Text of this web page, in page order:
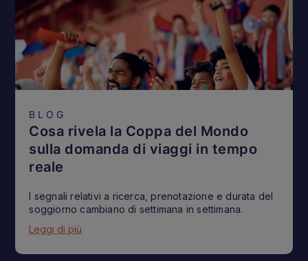
BLOG
Cosa rivela la Coppa del Mondo
sulla domanda di viaggi in tempo
reale
I segnali relativi a ricerca, prenotazione e durata del
soggiorno cambiano di settimana in settimana.
Leggi di più